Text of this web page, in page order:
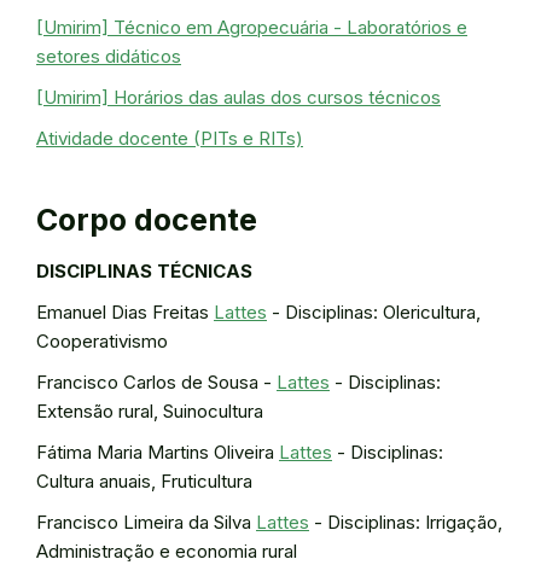
[Umirim] Técnico em Agropecuária - Laboratórios e
setores didáticos
[Umirim] Horários das aulas dos cursos técnicos
Atividade docente (PITs e RITs)
Corpo docente
DISCIPLINAS TÉCNICAS
Emanuel Dias Freitas Lattes - Disciplinas: Olericultura,
Cooperativismo
Francisco Carlos de Sousa - Lattes - Disciplinas:
Extensão rural, Suinocultura
Fátima Maria Martins Oliveira Lattes - Disciplinas:
Cultura anuais, Fruticultura
Francisco Limeira da Silva Lattes - Disciplinas: Irrigação,
Administração e economia rural